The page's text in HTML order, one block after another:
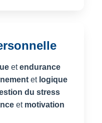
etendurance
et logique
du stress
et motivation